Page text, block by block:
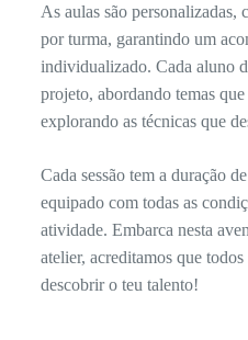
As aulas são
por turma, garantindo um
individualizado. Cada aluno
projeto, abordando temas
explorando as técnicas que
Cada sessão tem a duração
equipado com todas as
atividade. Embarca nesta
atelier, acreditamos que
descobrir o teu talento!